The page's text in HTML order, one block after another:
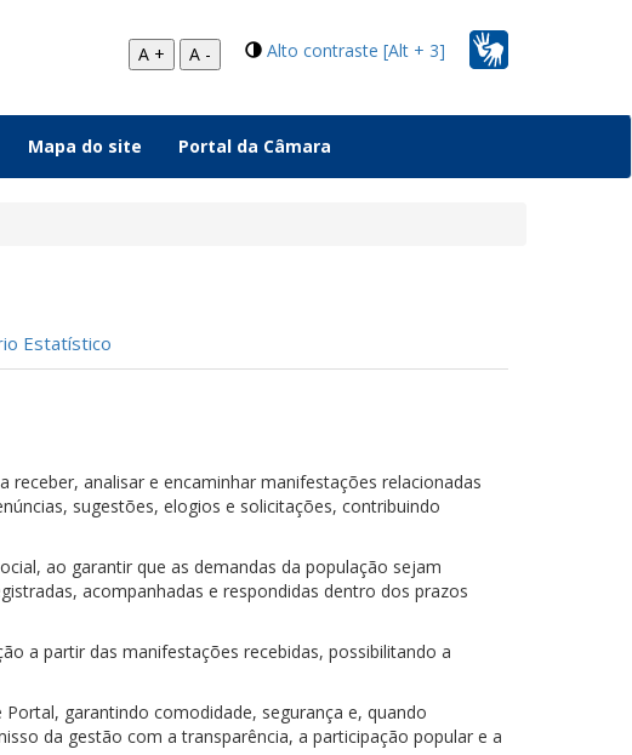
Alto contraste [Alt + 3]
A + A -
Mapa do site Portal da Câmara
Estatístico
analisar e encaminhar manifestações relacionadas
sugestões, elogios e solicitações, contribuindo
ao garantir que as demandas da população sejam
acompanhadas e respondidas dentro dos prazos
a partir das manifestações recebidas, possibilitando a
garantindo comodidade, segurança e, quando
da gestão com a transparência, a participação popular e a